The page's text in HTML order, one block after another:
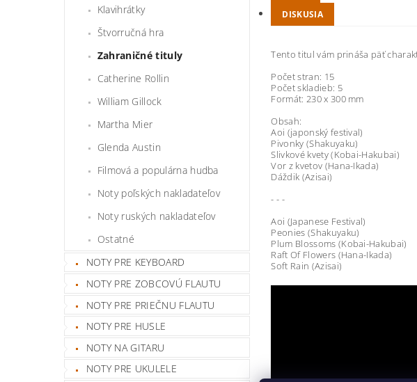
Klavihrátky
Štvorručná hra
Zahraničné tituly
Catherine Rollin
William Gillock
Martha Mier
Glenda Austin
Filmová a populárna hudba
Noty poľských nakladateľov
Noty ruských nakladateľov
Ostatné
NOTY PRE KEYBOARD
NOTY PRE ZOBCOVÚ FLAUTU
NOTY PRE PRIEČNU FLAUTU
NOTY PRE HUSLE
NOTY NA GITARU
NOTY PRE UKULELE
DISKUSIA
Tento titul vám prináša päť
Počet stran: 15
Počet skladieb: 5
Formát: 230 x 300 mm
Obsah:
Aoi (japonský festival)
Pivonky (Shakuyaku)
Slivkové kvety (Kobai-Hakubai)
Vor z kvetov (Hana-Ikada)
Dáždik (Azisai)
- - -
Aoi (Japanese Festival)
Peonies (Shakuyaku)
Plum Blossoms (Kobai-Hakubai)
Raft Of Flowers (Hana-Ikada)
Soft Rain (Azisai)